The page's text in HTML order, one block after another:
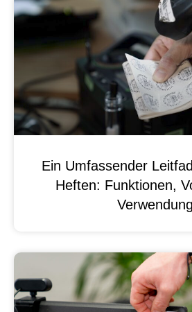
Ein Umfassender
Heften: Funktionen,
Verwendung